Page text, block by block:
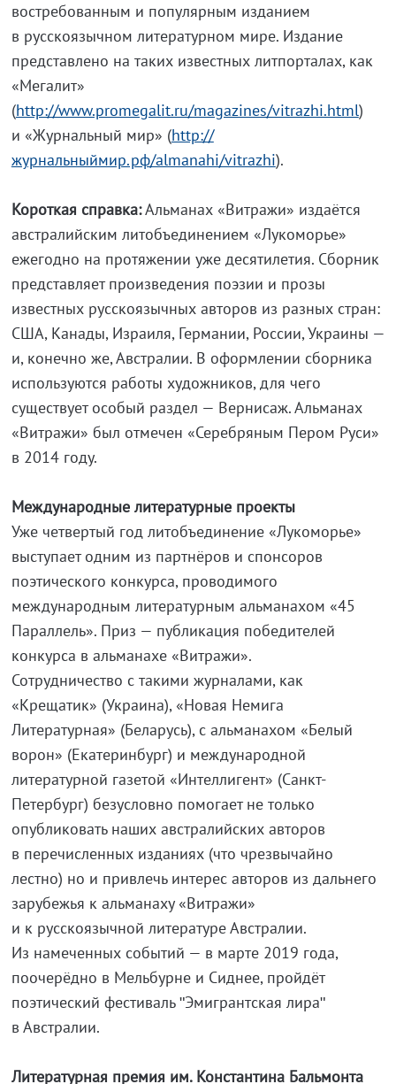
востребованным и популярным изданием
в русскоязычном литературном мире. Издание
представлено на таких известных литпорталах, как
«Мегалит»
(http://www.promegalit.ru/magazines/vitrazhi.html)
и «Журнальный мир» (http://
журнальныймир.рф/almanahi/vitrazhi).
Короткая cправка:Альманах «Витражи» издаётся
австралийским литобъединением «Лукоморье»
ежегодно на протяжении уже десятилетия. Сборник
представляет произведения поэзии и прозы
известных русскоязычных авторов из разных стран:
США, Канады, Израиля, Германии, России, Украины —
и, конечно же, Австралии. В оформлении сборника
используются работы художников, для чего
существует особый раздел — Вернисаж. Альманах
«Витражи» был отмечен «Серебряным Пером Руси»
в 2014 году.
Международные литературные проекты
Уже четвертый год литобъединение «Лукоморье»
выступает одним из партнёров и спонсоров
поэтического конкурса, проводимого
международным литературным альманахом «45
Параллель». Приз — публикация победителей
конкурса в альманахе «Витражи».
Сотрудничество с такими журналами, как
«Крещатик» (Украина), «Новая Немига
Литературная» (Беларусь), с альманахом «Белый
ворон» (Екатеринбург) и международной
литературной газетой «Интеллигент» (Санкт-
Петербург) безусловно помогает не только
опубликовать наших австралийских авторов
в перечисленных изданиях (что чрезвычайно
лестно) но и привлечь интерес авторов из дальнего
зарубежья к альманаху «Витражи»
и к русскоязычной литературе Австралии.
Из намеченных событий — в марте 2019 года,
поочерёдно в Мельбурне и Сиднее, пройдёт
поэтический фестиваль ʺЭмигрантская лираʺ
в Австралии.
Литературная премия им. Константина Бальмонта